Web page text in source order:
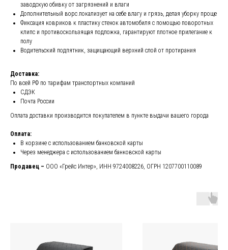
заводскую обивку от загрязнений и влаги
Дополнительный ворс локализует на себе влагу и грязь, делая уборку проще
Фиксация ковриков к пластику стенок автомобиля с помощью поворотных
клипс и противоскользящая подложка, гарантируют плотное прилегание к
полу
Водительский подпятник, защищающий верхний слой от протирания
Доставка:
По всей РФ по тарифам транспортных компаний
СДЭК
Почта России
Оплата доставки производится покупателем в пункте выдачи вашего города
Оплата:
В корзине с использованием банковской карты
Через менеджера с использованием банковской карты
Продавец – ООО «Грейс Интер», ИНН 9724008226, ОГРН 1207700110089